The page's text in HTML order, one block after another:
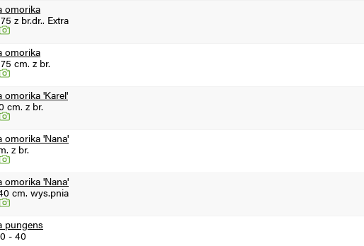
omorika
z br.dr.. Extra
omorika
cm. z br.
omorika 'Karel'
cm. z br.
omorika 'Nana'
z br.
omorika 'Nana'
cm. wys.pnia
pungens
- 40